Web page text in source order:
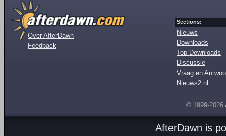
Over AfterDawn
Feedback
Sections:
Nieuws
Downloads
Top Downloads
Discussie
Vraag en
Nieuws2.nl
© 1999-2026
AfterDawn is